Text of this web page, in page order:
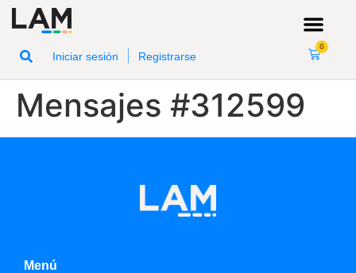
Iniciar sesión Registrarse
0
Mensajes #312599
Menú